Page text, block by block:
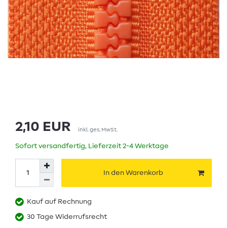
2,10 EUR inkl. ges. MwSt.
Sofort versandfertig, Lieferzeit 2-4 Werktage
In den Warenkorb
Kauf auf Rechnung
30 Tage Widerrufsrecht